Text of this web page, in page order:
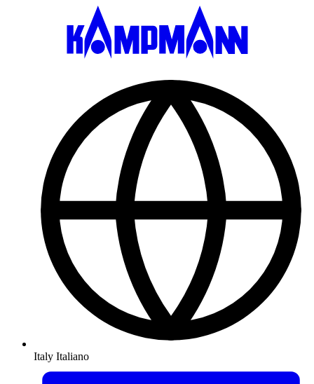
Italy Italiano